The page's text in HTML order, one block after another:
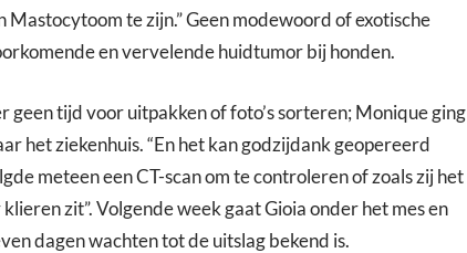
te zijn.” Geen modewoord of exotische
en vervelende huidtumor bij honden.
geen tijd voor uitpakken of foto’s sorteren; Monique ging
het ziekenhuis. “En het kan godzijdank geopereerd
meteen een CT-scan om te controleren of zoals zij het
klieren zit”. Volgende week gaat Gioia onder het mes en
dagen wachten tot de uitslag bekend is.